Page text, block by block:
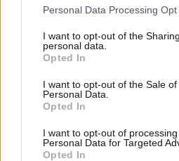
Please note that this website/app
not limited to your visit or usage
grant or deny consent to Google
use your data for below specified
consent section.
Personal Data Processing
I want to opt-out of the
personal data.
Opted In
I want to opt-out of the Sale of
Personal Data.
Opted In
I want to opt-out of
Personal Data for Targeted
Opted In
ΠΑΣΟΚ κατά κυβέρνησης: «Ο